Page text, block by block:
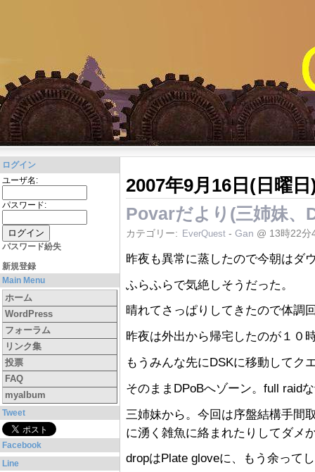
ログイン
ユーザ名:
パスワード:
パスワード紛失
新規登録
Main Menu
ホーム
WordPress
フォーラム
リンク集
投票
FAQ
myalbum
Tweet
Facebook
Line
2007年9月16日(日曜日
Povarだより(三姉妹
カテゴリー: EverQuest - Gan @ 13時22分
昨夜も異常に蒸したので今朝はダ
ふらふらで気絶しそうだった。
晴れてさっぱりしてきたので体調
昨夜は外出から帰宅したのが１０
もうみんな先にDSKに移動してク
そのままDPoBへゾーン。full raid
三姉妹から。今回は序盤結構手間
に湧く雑魚に絡まれたりしてダメ
dropはPlate gloveに、もう余って